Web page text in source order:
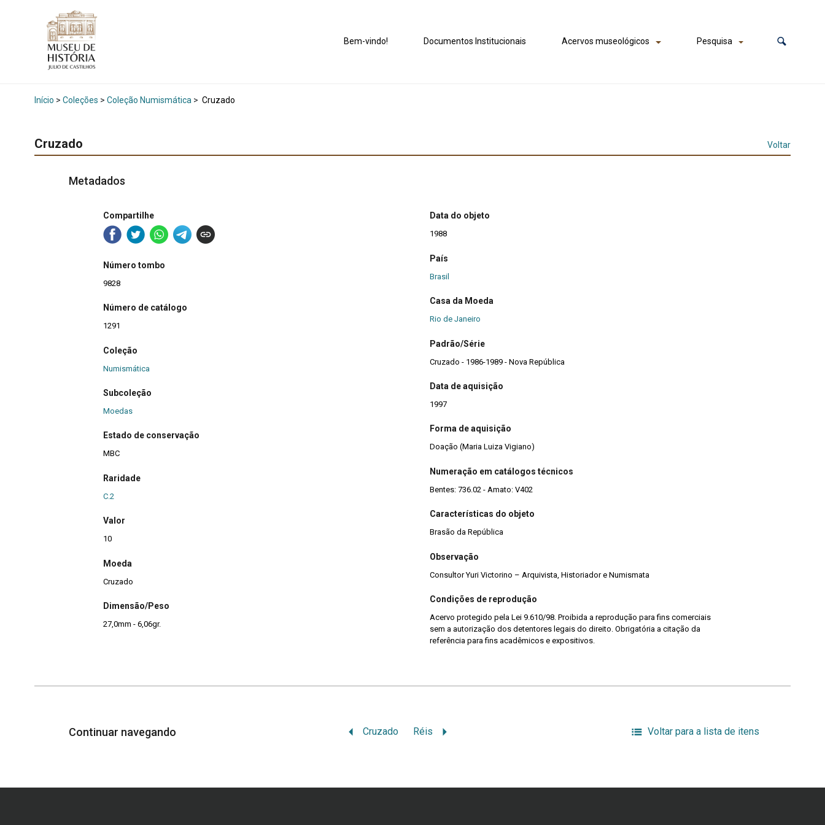
Bem-vindo! Documentos Institucionais Acervos museológicos Pesquisa
Início > Coleções > Coleção Numismática > Cruzado
Cruzado Voltar
Metadados
Compartilhe
Número tombo
9828
Número de catálogo
1291
Coleção
Numismática
Subcoleção
Moedas
Estado de conservação
MBC
Raridade
C.2
Valor
10
Moeda
Cruzado
Dimensão/Peso
27,0mm - 6,06gr.
Data do objeto
1988
País
Brasil
Casa da Moeda
Rio de Janeiro
Padrão/Série
Cruzado - 1986-1989 - Nova República
Data de aquisição
1997
Forma de aquisição
Doação (Maria Luiza Vigiano)
Numeração em catálogos técnicos
Bentes: 736.02 - Amato: V402
Características do objeto
Brasão da República
Observação
Consultor Yuri Victorino – Arquivista, Historiador e Numismata
Condições de reprodução
Acervo protegido pela Lei 9.610/98. Proibida a reprodução para fins comerciais
sem a autorização dos detentores legais do direito. Obrigatória a citação da
referência para fins acadêmicos e expositivos.
Continuar navegando Cruzado Réis Voltar para a lista de itens